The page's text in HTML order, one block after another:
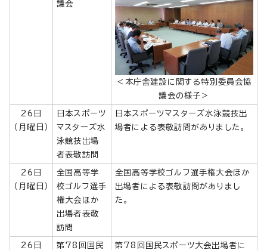
議会
＜本庁舎建設に関する特別委員会協
議会の様子＞
26日
（月曜日）
日本スポーツ
マスターズ水
泳競技出場
者表敬訪問
日本スポーツマスターズ水泳競技出
場者による表敬訪問がありました。
26日
（月曜日）
全国高等学
校ゴルフ選手
権大会ほか
出場者表敬
訪問
全国高等学校ゴルフ選手権大会ほか
出場者による表敬訪問がありまし
た。
26日
第78回国民
第78回国民スポーツ大会出場者に